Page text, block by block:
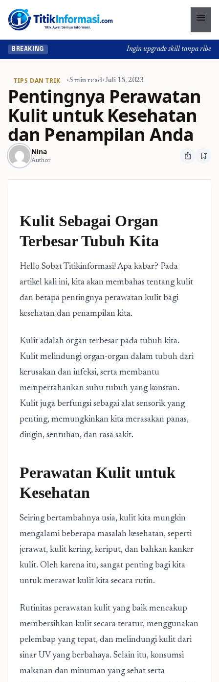
menu
BREAKING Ingin upgrade skill tanpa ribet?
TIPS DAN TRIK •5 min read•Juli 15, 2023
Pentingnya Perawatan
Kulit untuk Kesehatan
dan Penampilan Anda
Nina
Author ios_share bookmark_add
Kulit Sebagai Organ
Terbesar Tubuh Kita
Hello Sobat Titikinformasi! Apa kabar? Pada
artikel kali ini, kita akan membahas tentang kulit
dan betapa pentingnya perawatan kulit bagi
kesehatan dan penampilan kita.
Kulit adalah organ terbesar pada tubuh kita.
Kulit melindungi organ-organ dalam tubuh dari
kerusakan dan infeksi, serta membantu
mempertahankan suhu tubuh yang konstan.
Kulit juga berfungsi sebagai alat sensorik yang
penting, memungkinkan kita merasakan panas,
dingin, sentuhan, dan rasa sakit.
Perawatan Kulit untuk
Kesehatan
Seiring bertambahnya usia, kulit kita mungkin
mengalami beberapa masalah kesehatan, seperti
jerawat, kulit kering, keriput, dan bahkan kanker
kulit. Oleh karena itu, sangat penting bagi kita
untuk merawat kulit kita secara rutin.
Rutinitas perawatan kulit yang baik mencakup
membersihkan kulit secara teratur, menggunakan
pelembap yang tepat, dan melindungi kulit dari
sinar UV yang berbahaya. Selain itu, konsumsi
makanan dan minuman yang sehat serta